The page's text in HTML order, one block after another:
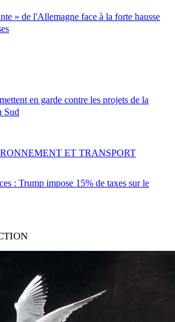
» de l'Allemagne face à la forte hausse
en garde contre les projets de la
Sud
: Trump impose 15% de taxes sur le
ET TRANSPORT